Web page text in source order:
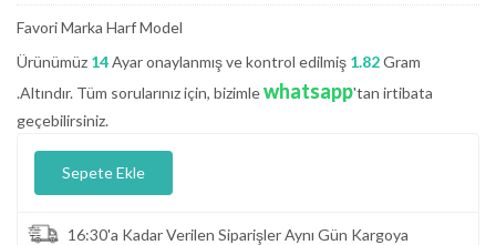
Favori Marka Harf Model
Ürünümüz 14Ayar onaylanmış ve kontrol edilmiş 1.82Gram
.Altındır. Tüm sorularınız için, bizimlewhatsapp'tan irtibata
geçebilirsiniz.
Sepete Ekle
16:30'a Kadar Verilen Siparişler Aynı Gün Kargoya